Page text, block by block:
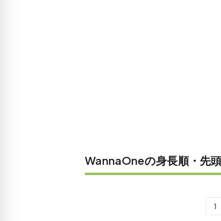
WannaOneの身長順・先
1